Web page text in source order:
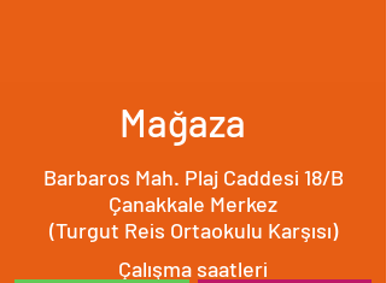
Mağaza
Barbaros Mah. Plaj Caddesi 18/B
Çanakkale Merkez
(Turgut Reis Ortaokulu Karşısı)
Çalışma saatleri